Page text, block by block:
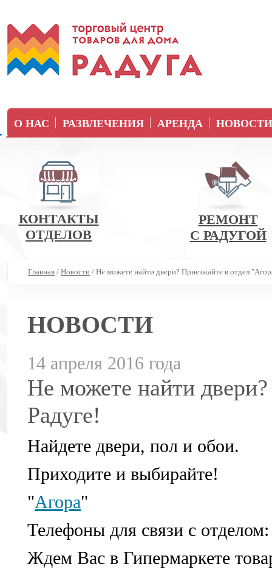
О НАС РАЗВЛЕЧЕНИЯ АРЕНДА НОВОСТИ
КОНТАКТЫ
ОТДЕЛОВ
РЕМОНТ
С РАДУГОЙ
Главная / Новости / Не можете найти двери? Приезжайте в отдел
НОВОСТИ
14 апреля 2016 года
Не можете найти
Радуге!
Найдете двери, пол и обои.
Приходите и выбирайте!
"Агора"
Телефоны для связи с
Ждем Вас в Гипермаркете